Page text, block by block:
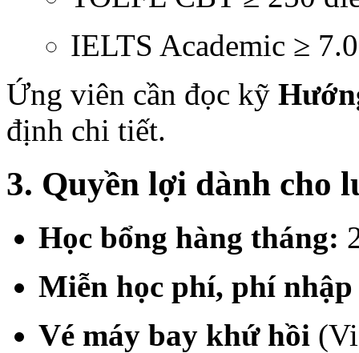
IELTS Academic ≥ 7.0
Ứng viên cần đọc kỹ
định chi tiết.
3. Quyền lợi dành cho
Học bổng hàng tháng:
Miễn học phí, phí
Vé máy bay khứ hồi